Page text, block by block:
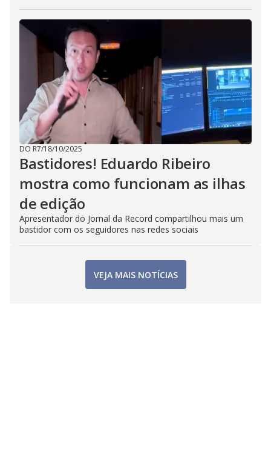
DO R7/18/10/2025
Bastidores! Eduardo Ribeiro
mostra como funcionam as ilhas
de edição
Apresentador do Jornal da Record compartilhou mais um
bastidor com os seguidores nas redes sociais
VEJA MAIS NOTÍCIAS